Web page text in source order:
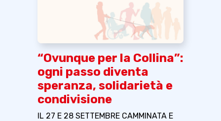
“Ovunque per la Collina”:
ogni passo diventa
speranza, solidarietà e
condivisione
IL 27 E 28 SETTEMBRE CAMMINATA E